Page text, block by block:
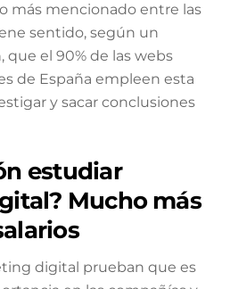
más mencionado entre las
sentido, según un
el 90% de las webs
de España empleen esta
y sacar conclusiones
estudiar
Mucho más
digital prueban que es